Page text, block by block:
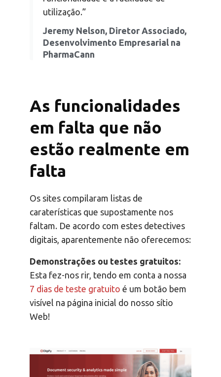
utilização.”
Jeremy Nelson, Diretor Associado,
Desenvolvimento Empresarial na
PharmaCann
As funcionalidades
em falta que não
estão realmente em
falta
Os sites compilaram listas de
caraterísticas que supostamente nos
faltam. De acordo com estes detectives
digitais, aparentemente não oferecemos:
Demonstrações ou testes gratuitos:
Esta fez-nos rir, tendo em conta a nossa
7 dias de teste gratuito é um botão bem
visível na página inicial do nosso sítio
Web!